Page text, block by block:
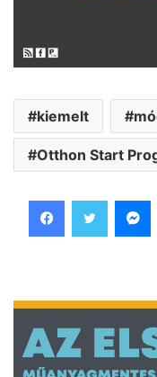
kiemelt
Otthon Start